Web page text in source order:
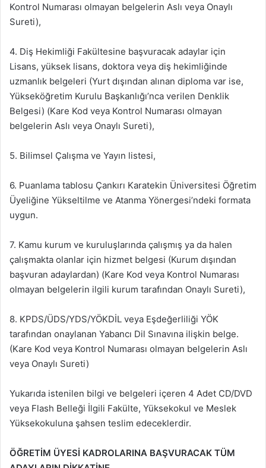
Kontrol Numarası olmayan belgelerin Aslı veya Onaylı
Sureti),
4. Diş Hekimliği Fakültesine başvuracak adaylar için
Lisans, yüksek lisans, doktora veya diş hekimliğinde
uzmanlık belgeleri (Yurt dışından alınan diploma var ise,
Yükseköğretim Kurulu Başkanlığı’nca verilen Denklik
Belgesi) (Kare Kod veya Kontrol Numarası olmayan
belgelerin Aslı veya Onaylı Sureti),
5. Bilimsel Çalışma ve Yayın listesi,
6. Puanlama tablosu Çankırı Karatekin Üniversitesi Öğretim
Üyeliğine Yükseltilme ve Atanma Yönergesi’ndeki formata
uygun.
7. Kamu kurum ve kuruluşlarında çalışmış ya da halen
çalışmakta olanlar için hizmet belgesi (Kurum dışından
başvuran adaylardan) (Kare Kod veya Kontrol Numarası
olmayan belgelerin ilgili kurum tarafından Onaylı Sureti),
8. KPDS/ÜDS/YDS/YÖKDİL veya Eşdeğerliliği YÖK
tarafından onaylanan Yabancı Dil Sınavına ilişkin belge.
(Kare Kod veya Kontrol Numarası olmayan belgelerin Aslı
veya Onaylı Sureti)
Yukarıda istenilen bilgi ve belgeleri içeren 4 Adet CD/DVD
veya Flash Belleği İlgili Fakülte, Yüksekokul ve Meslek
Yüksekokuluna şahsen teslim edeceklerdir.
ÖĞRETİM ÜYESİ KADROLARINA BAŞVURACAK TÜM